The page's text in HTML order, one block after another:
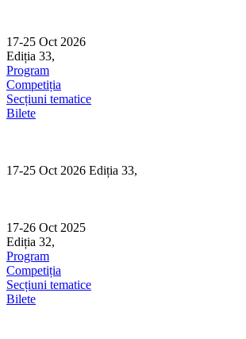
content
17-25 Oct 2026
Ediția 33,
Program
Competiția
Secțiuni tematice
Bilete
17-25 Oct 2026 Ediția 33,
17-26 Oct 2025
Ediția 32,
Program
Competiția
Secțiuni tematice
Bilete